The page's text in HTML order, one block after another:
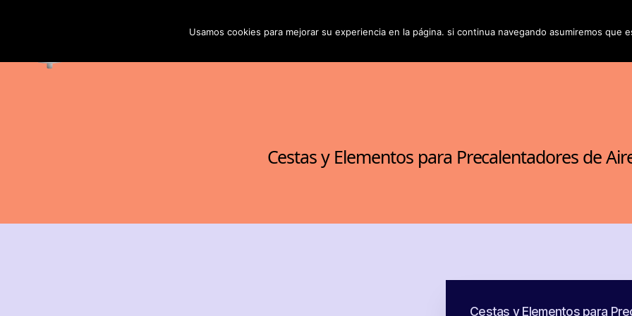
Quiénes somos Nuestras Instalaciones Productos y
Cestas y Elementos para Precalentadores de
Cestas y Elementos para
Usamos cookies para mejorar su experiencia en la página. si continua navegando asumiremos que